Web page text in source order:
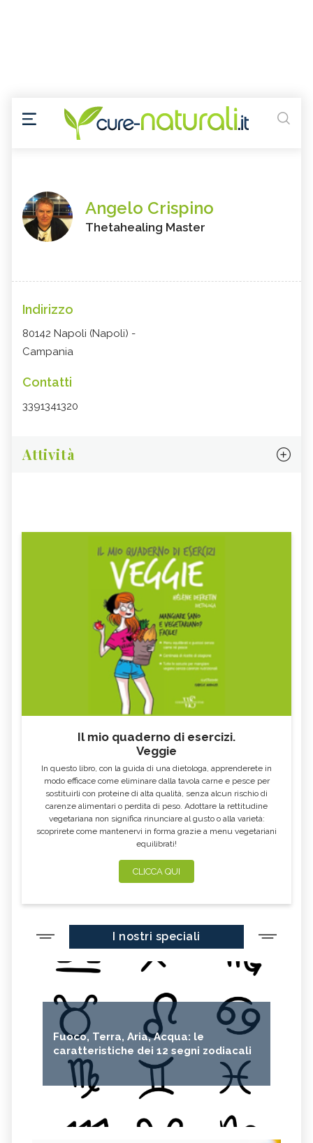
Angelo Crispino
Thetahealing Master
Indirizzo
80142 Napoli (Napoli) -
Campania
Contatti
3391341320
Attività
Il mio quaderno di esercizi.
Veggie
In questo libro, con la guida di una dietologa, apprenderete in
modo efficace come eliminare dalla tavola carne e pesce per
sostituirli con proteine di alta qualità, senza alcun rischio di
carenze alimentari o perdita di peso. Adottare la rettitudine
vegetariana non significa rinunciare al gusto o alla varietà:
scoprirete come mantenervi in forma grazie a menu vegetariani
equilibrati!
CLICCA QUI
I nostri speciali
Fuoco, Terra, Aria, Acqua: le
caratteristiche dei 12 segni zodiacali